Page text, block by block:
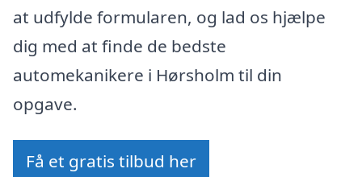
at udfylde formularen, og lad os hjælpe
dig med at finde de bedste
automekanikere i Hørsholm til din
opgave.
Få et gratis tilbud her